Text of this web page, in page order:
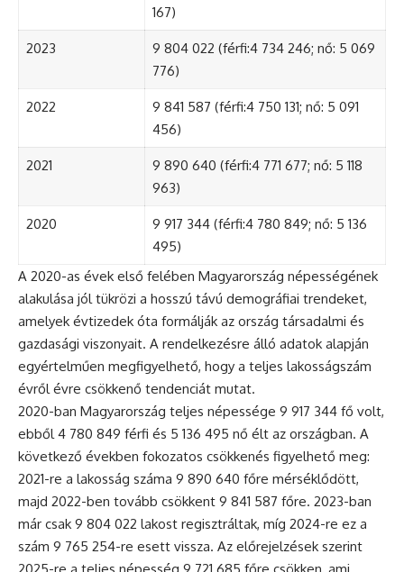
167)
2023
9 804 022 (férfi:4 734 246; nő: 5 069
776)
2022
9 841 587 (férfi:4 750 131; nő: 5 091
456)
2021
9 890 640 (férfi:4 771 677; nő: 5 118
963)
2020
9 917 344 (férfi:4 780 849; nő: 5 136
495)
A 2020-as évek első felében Magyarország népességének
alakulása jól tükrözi a hosszú távú demográfiai trendeket,
amelyek évtizedek óta formálják az ország társadalmi és
gazdasági viszonyait. A rendelkezésre álló adatok alapján
egyértelműen megfigyelhető, hogy a teljes lakosságszám
évről évre csökkenő tendenciát mutat.
2020-ban Magyarország teljes népessége 9 917 344 fő volt,
ebből 4 780 849 férfi és 5 136 495 nő élt az országban. A
következő években fokozatos csökkenés figyelhető meg:
2021-re a lakosság száma 9 890 640 főre mérséklődött,
majd 2022-ben tovább csökkent 9 841 587 főre. 2023-ban
már csak 9 804 022 lakost regisztráltak, míg 2024-re ez a
szám 9 765 254-re esett vissza. Az előrejelzések szerint